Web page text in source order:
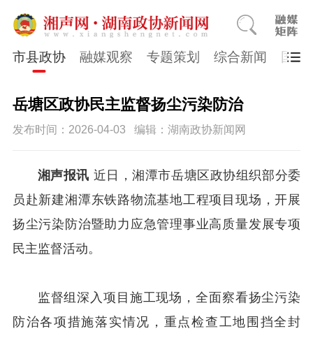
市县政协 融媒观察 专题策划 综合新闻 国医
岳塘区政协民主监督扬尘污染防治
发布时间：2026-04-03 编辑：湖南政协新闻网
湘声报讯 近日，湘潭市岳塘区政协组织部分委
员赴新建湘潭东铁路物流基地工程项目现场，开展
扬尘污染防治暨助力应急管理事业高质量发展专项
民主监督活动。
监督组深入项目施工现场，全面察看扬尘污染
防治各项措施落实情况，重点检查工地围挡全封